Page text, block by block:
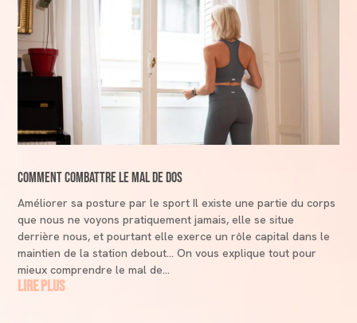
Comment combattre le mal de dos
Améliorer sa posture par le sport Il existe une partie du corps
que nous ne voyons pratiquement jamais, elle se situe
derrière nous, et pourtant elle exerce un rôle capital dans le
maintien de la station debout… On vous explique tout pour
mieux comprendre le mal de...
lire plus